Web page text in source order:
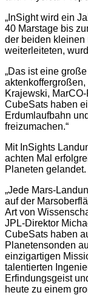
„InSight wird ein
40 Marstage bis
der beiden kleinen
weiterleiteten,
„Das ist eine
aktenkoffergroßen,
Krajewski,
CubeSats haben
Erdumlaufbahn
freizumachen.“
Mit InSights
achten Mal
Planeten gelandet.
„Jede Mars-
auf der
Art von
JPL-Direktor
CubeSats haben
Planetensonden
einzigartigen
talentierten
Erfindungsgeist
heute zu einem